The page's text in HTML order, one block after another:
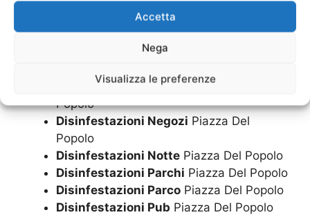
Accetta
Nega
Visualizza le preferenze
Disinfestazioni Locali Tecnici
Popolo
Disinfestazioni Mense
Disinfestazioni MetodiPiazza Del
Popolo
Disinfestazioni Negozi Piazza Del
Popolo
Disinfestazioni Notte Piazza Del Popolo
Disinfestazioni Parchi Piazza Del Popolo
Disinfestazioni Parco Piazza Del Popolo
Disinfestazioni Pub Piazza Del Popolo